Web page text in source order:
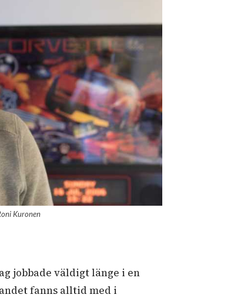
Kuronen
jobbade väldigt länge i en
fanns alltid med i